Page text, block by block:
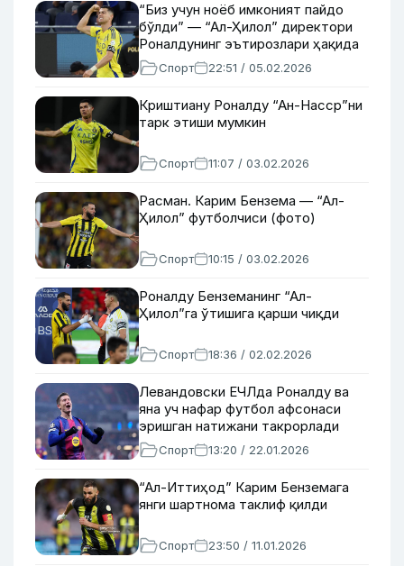
“Биз учун ноёб имконият пайдо
бўлди” — “Ал-Ҳилол” директори
Роналдунинг эътирозлари ҳақида
Спорт 22:51 / 05.02.2026
Криштиану Роналду “Ан-Насср”ни
тарк этиши мумкин
Спорт 11:07 / 03.02.2026
Расман. Карим Бензема — “Ал-
Ҳилол” футболчиси (фото)
Спорт 10:15 / 03.02.2026
Роналду Бенземанинг “Ал-
Ҳилол”га ўтишига қарши чиқди
Спорт 18:36 / 02.02.2026
Левандовски ЕЧЛда Роналду ва
яна уч нафар футбол афсонаси
эришган натижани такрорлади
Спорт 13:20 / 22.01.2026
“Ал-Иттиҳод” Карим Бенземага
янги шартнома таклиф қилди
Спорт 23:50 / 11.01.2026